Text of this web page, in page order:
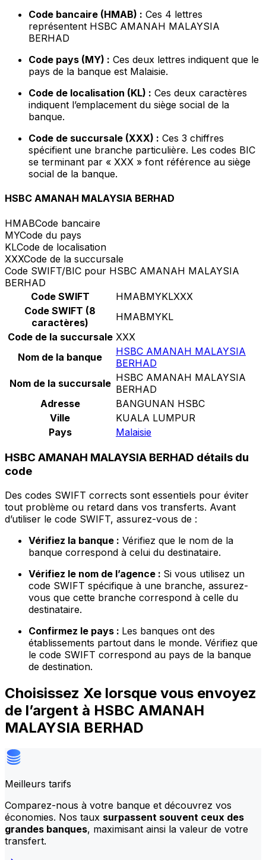
Code bancaire (HMAB) : Ces 4 lettres
représentent HSBC AMANAH MALAYSIA
BERHAD
Code pays (MY) : Ces deux lettres indiquent que le
pays de la banque est Malaisie.
Code de localisation (KL) : Ces deux caractères
indiquent l’emplacement du siège social de la
banque.
Code de succursale (XXX) : Ces 3 chiffres
spécifient une branche particulière. Les codes BIC
se terminant par « XXX » font référence au siège
social de la banque.
HSBC AMANAH MALAYSIA BERHAD
HMABCode bancaire
MYCode du pays
KLCode de localisation
XXXCode de la succursale
Code SWIFT/BIC pour HSBC AMANAH MALAYSIA
BERHAD
Code SWIFT
HMABMYKLXXX
Code SWIFT (8
caractères)
HMABMYKL
Code de la succursale XXX
Nom de la banque
HSBC AMANAH MALAYSIA
BERHAD
Nom de la succursale HSBC AMANAH MALAYSIA
BERHAD
Adresse
BANGUNAN HSBC
Ville
KUALA LUMPUR
Pays
Malaisie
HSBC AMANAH MALAYSIA BERHAD détails du
code
Des codes SWIFT corrects sont essentiels pour éviter
tout problème ou retard dans vos transferts. Avant
d’utiliser le code SWIFT, assurez-vous de :
Vérifiez la banque : Vérifiez que le nom de la
banque correspond à celui du destinataire.
Vérifiez le nom de l’agence : Si vous utilisez un
code SWIFT spécifique à une branche, assurez-
vous que cette branche correspond à celle du
destinataire.
Confirmez le pays : Les banques ont des
établissements partout dans le monde. Vérifiez que
le code SWIFT correspond au pays de la banque
de destination.
Choisissez Xe lorsque vous envoyez
de l’argent à HSBC AMANAH
MALAYSIA BERHAD
Meilleurs tarifs
Comparez-nous à votre banque et découvrez vos
économies. Nos taux surpassent souvent ceux des
grandes banques, maximisant ainsi la valeur de votre
transfert.